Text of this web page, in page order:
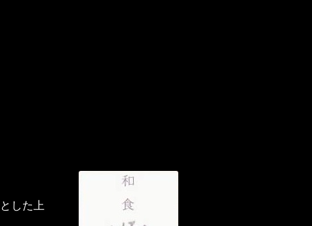
した上